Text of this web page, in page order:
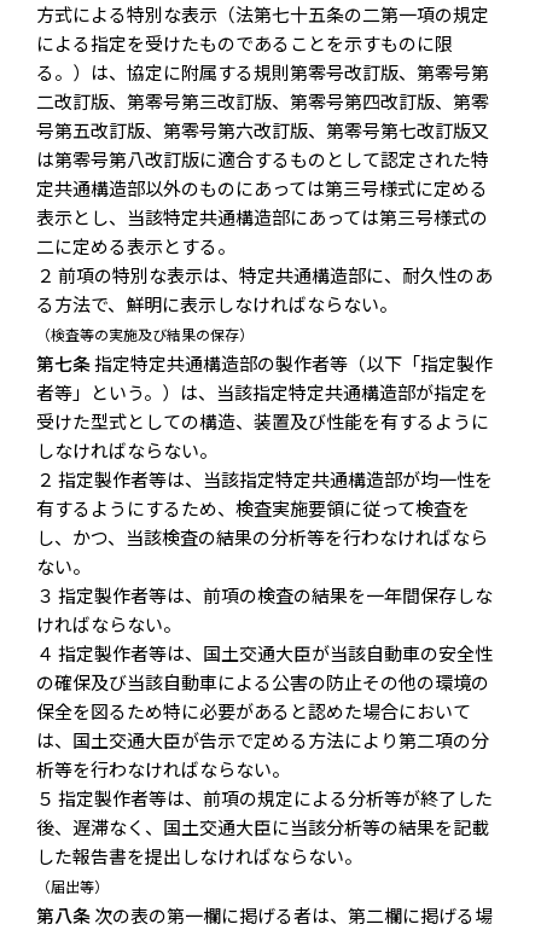
方式による特別な表示（法第七十五条の二第一項の規定
による指定を受けたものであることを示すものに限
る。）は、協定に附属する規則第零号改訂版、第零号第
二改訂版、第零号第三改訂版、第零号第四改訂版、第零
号第五改訂版、第零号第六改訂版、第零号第七改訂版又
は第零号第八改訂版に適合するものとして認定された特
定共通構造部以外のものにあっては第三号様式に定める
表示とし、当該特定共通構造部にあっては第三号様式の
二に定める表示とする。
２ 前項の特別な表示は、特定共通構造部に、耐久性のあ
る方法で、鮮明に表示しなければならない。
（検査等の実施及び結果の保存）
第七条指定特定共通構造部の製作者等（以下「指定製作
者等」という。）は、当該指定特定共通構造部が指定を
受けた型式としての構造、装置及び性能を有するように
しなければならない。
２ 指定製作者等は、当該指定特定共通構造部が均一性を
有するようにするため、検査実施要領に従って検査を
し、かつ、当該検査の結果の分析等を行わなければなら
ない。
３ 指定製作者等は、前項の検査の結果を一年間保存しな
ければならない。
４ 指定製作者等は、国土交通大臣が当該自動車の安全性
の確保及び当該自動車による公害の防止その他の環境の
保全を図るため特に必要があると認めた場合において
は、国土交通大臣が告示で定める方法により第二項の分
析等を行わなければならない。
５ 指定製作者等は、前項の規定による分析等が終了した
後、遅滞なく、国土交通大臣に当該分析等の結果を記載
した報告書を提出しなければならない。
（届出等）
第八条次の表の第一欄に掲げる者は、第二欄に掲げる場